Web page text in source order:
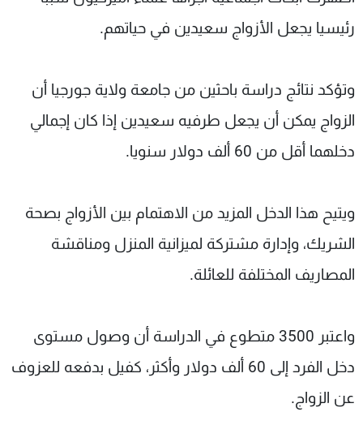
رئيسيا يجعل الأزواج سعيدين في حياتهم.
وتؤكد نتائج دراسة باحثين من جامعة ولاية جورجيا أن
الزواج يمكن أن يجعل طرفيه سعيدين إذا كان إجمالي
دخلهما أقل من 60 ألف دولار سنويا.
ويتيح هذا الدخل المزيد من الاهتمام بين الأزواج بصحة
الشريك، وإدارة مشتركة لميزانية المنزل ومناقشة
المصاريف المختلفة للعائلة.
واعتبر 3500 متطوع في الدراسة أن وصول مستوى
دخل الفرد إلى 60 ألف دولار وأكثر، كفيل بدفعه للعزوف
عن الزواج.
شاهد البرامج
الترددات
عن MTV
لاعلاناتكم
وظائف
شروط الإسـتخدام
سياسة الخصوصية